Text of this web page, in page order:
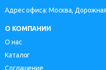
Адрес офиса: Москва,
О КОМПАНИИ
О нас
Каталог
Соглашение